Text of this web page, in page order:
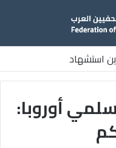
استشهاد
وسط قطاع غزة
أوروبا: